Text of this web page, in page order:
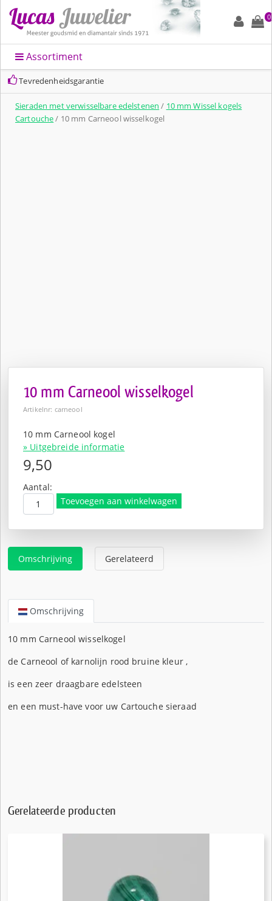
0
Assortiment
Tevredenheidsgarantie
Sieraden met verwisselbare edelstenen / 10 mm Wissel kogels
Cartouche/ 10 mm Carneool wisselkogel
10 mm Carneool wisselkogel
Artikelnr: carneool
10 mm Carneool kogel
» Uitgebreide informatie
9,50
Aantal:
Toevoegen aan winkelwagen
Omschrijving Gerelateerd
Omschrijving
10 mm Carneool wisselkogel
de Carneool of karnolijn rood bruine kleur ,
is een zeer draagbare edelsteen
en een must-have voor uw Cartouche sieraad
Gerelateerde producten